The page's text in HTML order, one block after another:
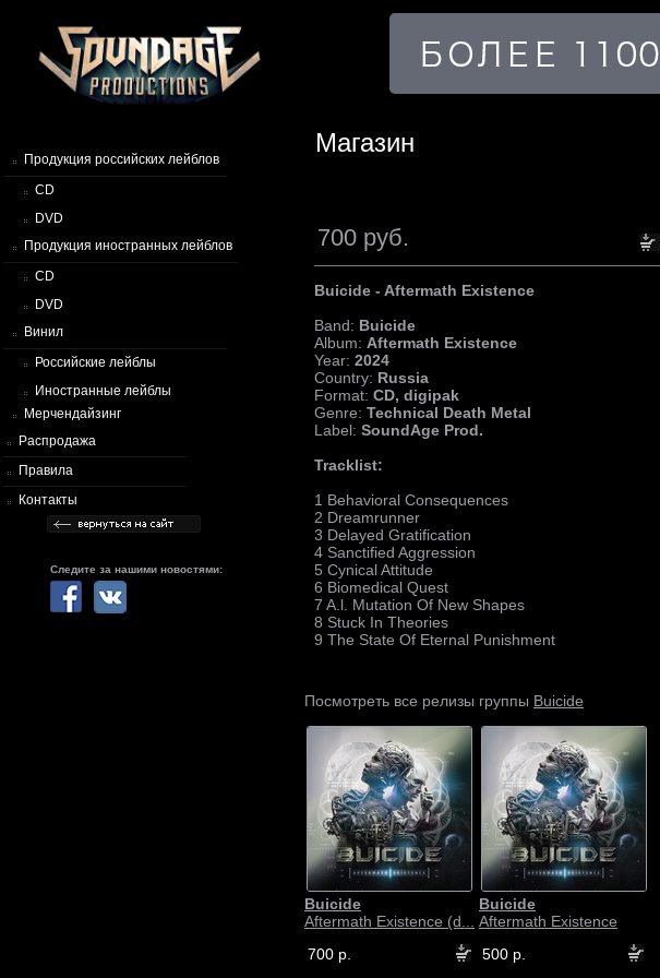
Продукция российских лейблов
CD
DVD
Продукция иностранных лейблов
CD
DVD
Винил
Российские лейблы
Иностранные лейблы
Мерчендайзинг
Распродажа
Правила
Контакты
Следите за нашими новостями:
Магазин
700 руб.
Buicide - Aftermath Existence
Band: Buicide
Album: Aftermath Existence
Year: 2024
Country: Russia
Format: CD, digipak
Genre: Technical Death Metal
Label: SoundAge Prod.
Tracklist:
1 Behavioral Consequences
2 Dreamrunner
3 Delayed Gratification
4 Sanctified Aggression
5 Cynical Attitude
6 Biomedical Quest
7 A.l. Mutation Of New Shapes
8 Stuck In Theories
9 The State Of Eternal Punishment
Посмотреть все релизы группы Buicide
Buicide
Aftermath Existence (d...
700 р.
Buicide
Aftermath Existence
500 р.